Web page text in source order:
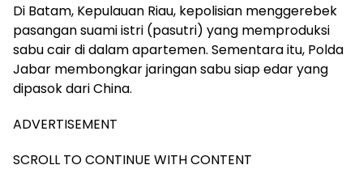
Di Batam, Kepulauan Riau, kepolisian menggerebek
pasangan suami istri (pasutri) yang memproduksi
sabu cair di dalam apartemen. Sementara itu, Polda
Jabar membongkar jaringan sabu siap edar yang
dipasok dari China.
ADVERTISEMENT
SCROLL TO CONTINUE WITH CONTENT